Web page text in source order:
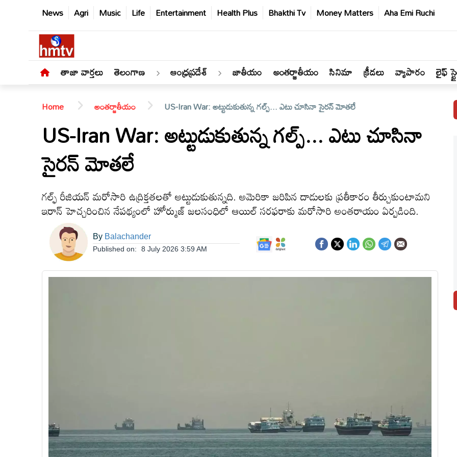
News Agri Music Life Entertainment Health Plus Bhakthi Tv Money Matters Aha Emi Ruchi
తాజా వార్తలు తెలంగాణ ఆంధ్రప్రదేశ్ జాతీయం అంతర్జాతీయం సినిమా క్రీడలు వ్యాపారం లైఫ్
తెలంగాణ
ఆంధ్రప్రదేశ్
Home అంతర్జాతీయం US-Iran War: అట్టుడుకుతున్న గల్ప్‌... ఎటు చూసినా సైరన్‌ మోతలే
US-Iran War: అట్టుడుకుతున్న గల్ప్‌... ఎటు చూసినా
సైరన్‌ మోతలే
గల్ఫ్‌ రీజియన్‌ మరోసారి ఉద్రిక్తతలతో అట్టుడుకుతున్నది. అమెరికా జరిపిన దాడులకు ప్రతీకారం తీర్చుకుంటామని
ఇరాన్‌ హెచ్చరించిన నేపథ్యంలో హోర్ముజ్‌ జలసంధిలో ఆయిల్‌ సరఫరాకు మరోసారి అంతరాయం ఏర్పడింది.
By Balachander
Published on: 8 July 2026 3:59 AM